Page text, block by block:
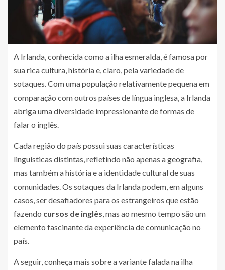
A Irlanda, conhecida como a ilha esmeralda, é famosa por
sua rica cultura, história e, claro, pela variedade de
sotaques. Com uma população relativamente pequena em
comparação com outros países de língua inglesa, a Irlanda
abriga uma diversidade impressionante de formas de
falar o inglês.
Cada região do país possui suas características
linguísticas distintas, refletindo não apenas a geografia,
mas também a história e a identidade cultural de suas
comunidades. Os sotaques da Irlanda podem, em alguns
casos, ser desafiadores para os estrangeiros que estão
fazendo cursos de inglês, mas ao mesmo tempo são um
elemento fascinante da experiência de comunicação no
país.
A seguir, conheça mais sobre a variante falada na ilha